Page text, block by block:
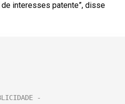
interesses patente”, disse